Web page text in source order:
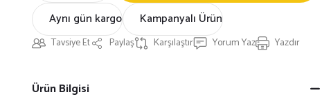
Aynı gün kargo Kampanyalı Ürün
Tavsiye Et Paylaş Karşılaştır Yorum Yaz Yazdır
Ürün Bilgisi